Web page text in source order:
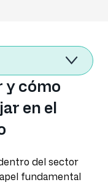
y cómo
en el
del sector
fundamental